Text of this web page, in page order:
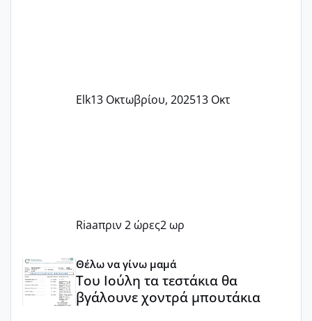
Elk13 Οκτωβρίου, 202513 Οκτ
Riaaπριν 2 ώρες2 ωρ
Θέλω να γίνω μαμά
Του Ιούλη τα τεστάκια θα
βγάλουνε χοντρά μπουτάκια